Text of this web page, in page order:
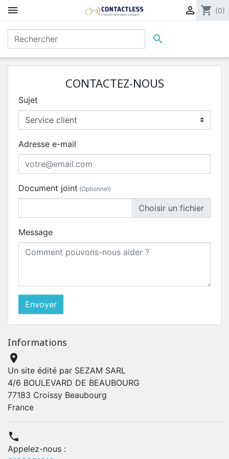
  shopping_cart (0)

Informations

Un site édité par SEZAM SARL
4/6 BOULEVARD DE BEAUBOURG
77183 Croissy Beaubourg
France

Appelez-nous :
CONTACTEZ-NOUS
Sujet
Adresse e-mail
Document joint (Optionnel)
Message